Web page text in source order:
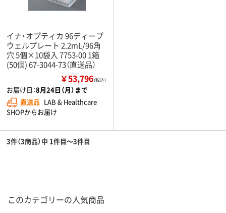
イナ・オプティカ 96ディープ
ウェルプレート 2.2mL/96角
穴 5個×10袋入 7753-00 1箱
(50個) 67-3044-73（直送品）
￥53,796（税込）
お届け日：8月24日（月）まで
直送品 LAB & Healthcare
SHOPからお届け
3件（3商品）中 1件目～3件目
このカテゴリーの人気商品